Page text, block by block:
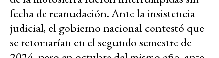
fecha de reanudación. Ante la insistencia
judicial, el gobierno nacional contestó que
se retomarían en el segundo semestre de